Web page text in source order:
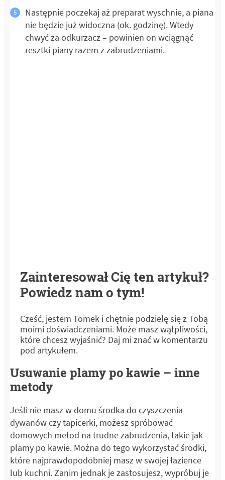
Następnie poczekaj aż preparat wyschnie, a piana
nie będzie już widoczna (ok. godzinę). Wtedy
chwyć za odkurzacz – powinien on wciągnąć
resztki piany razem z zabrudzeniami.
Zainteresował Cię ten artykuł?
Powiedz nam o tym!
Cześć, jestem Tomek i chętnie podzielę się z Tobą
moimi doświadczeniami. Może masz wątpliwości,
które chcesz wyjaśnić? Daj mi znać w komentarzu
pod artykułem.
Usuwanie plamy po kawie – inne
metody
Jeśli nie masz w domu środka do czyszczenia
dywanów czy tapicerki, możesz spróbować
domowych metod na trudne zabrudzenia, takie jak
plamy po kawie. Można do tego wykorzystać środki,
które najprawdopodobniej masz w swojej łazience
lub kuchni. Zanim jednak je zastosujesz, wypróbuj je